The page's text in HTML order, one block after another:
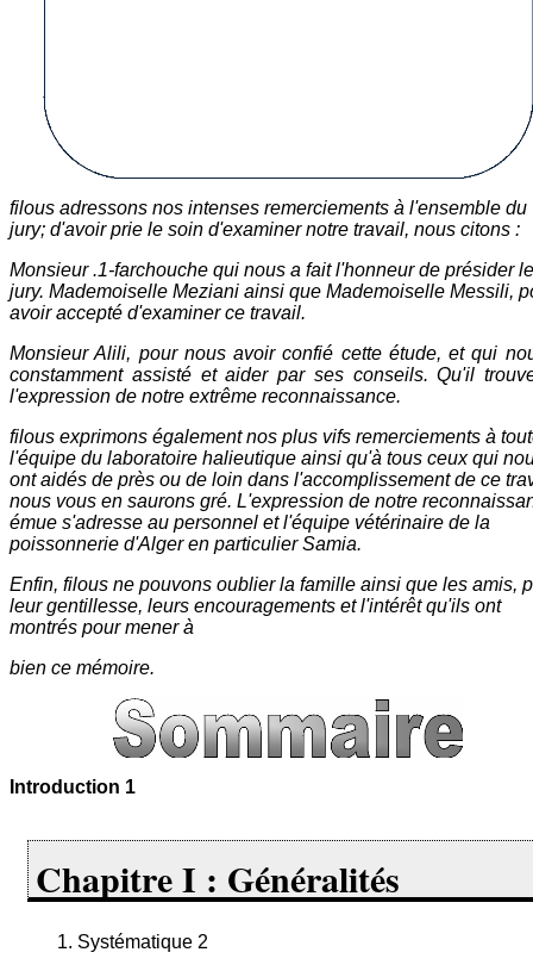
filous adressons nos intenses remerciements à l'ensemble du
jury; d'avoir prie le soin d'examiner notre travail, nous citons :
Monsieur .1-farchouche qui nous a fait l'honneur de présider le
jury. Mademoiselle Meziani ainsi que Mademoiselle Messili,
avoir accepté d'examiner ce travail.
Monsieur Alili, pour nous avoir confié cette étude, et qui
constamment assisté et aider par ses conseils. Qu'il
l'expression de notre extrême reconnaissance.
filous exprimons également nos plus vifs remerciements à
l'équipe du laboratoire halieutique ainsi qu'à tous ceux qui
ont aidés de près ou de loin dans l'accomplissement de ce
nous vous en saurons gré. L'expression de notre
émue s'adresse au personnel et l'équipe vétérinaire de la
poissonnerie d'Alger en particulier Samia.
Enfin, filous ne pouvons oublier la famille ainsi que les amis,
leur gentillesse, leurs encouragements et l'intérêt qu'ils ont
montrés pour mener à
bien ce mémoire.
Introduction 1
Chapitre I : Généralités
1. Systématique 2